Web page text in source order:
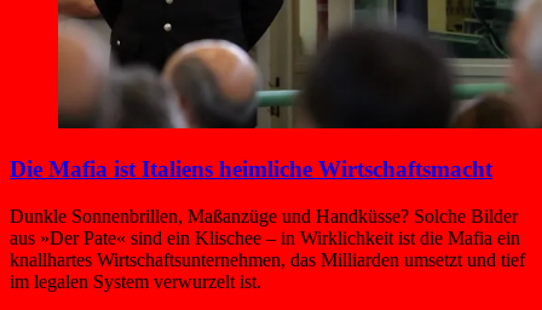
Die Mafia ist Italiens heimliche Wirtschaftsmacht
Dunkle Sonnenbrillen, Maßanzüge und Handküsse? Solche Bilder
aus »Der Pate« sind ein Klischee – in Wirklichkeit ist die Mafia ein
knallhartes Wirtschaftsunternehmen, das Milliarden umsetzt und tief
im legalen System verwurzelt ist.